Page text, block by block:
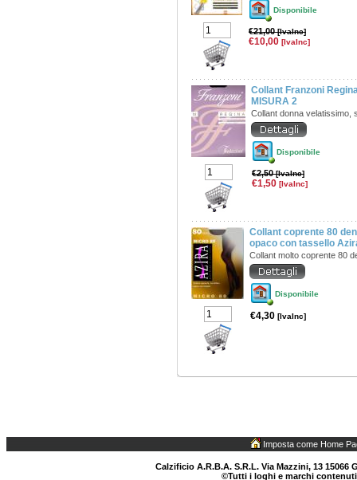
Disponibile
€21,00[IvaInc]
€10,00 [IvaInc]
Collant Franzoni
MISURA 2
Collant donna
Disponibile
€2,50[IvaInc]
€1,50 [IvaInc]
Collant coprente 80
opaco con tassello
Collant molto coprente 80
Disponibile
€4,30 [IvaInc]
Imposta come Home
Calzificio A.R.B.A. S.R.L. Via Mazzini, 13 15066
©Tutti i loghi e marchi